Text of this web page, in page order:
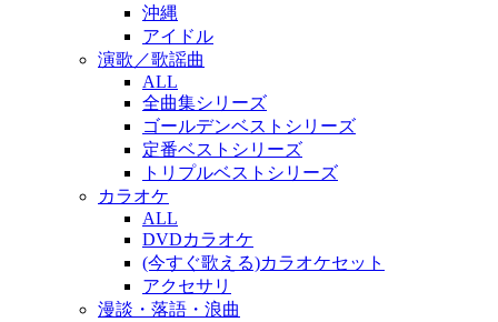
沖縄
アイドル
演歌／歌謡曲
ALL
全曲集シリーズ
ゴールデンベストシリーズ
定番ベストシリーズ
トリプルベストシリーズ
カラオケ
ALL
DVDカラオケ
(今すぐ歌える)カラオケセット
アクセサリ
漫談・落語・浪曲